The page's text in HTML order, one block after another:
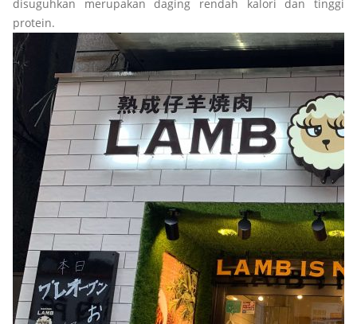
disuguhkan merupakan daging rendah kalori dan tinggi
protein.